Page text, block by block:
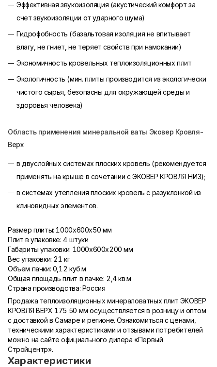
Эффективная звукоизоляция (акустический комфорт за
счет звукоизоляции от ударного шума)
Гидрофобность (базальтовая изоляция не впитывает
влагу, не гниет, не теряет свойств при намокании)
Экономичность кровельных теплоизоляционных плит
Экологичность (мин. плиты производится из экологически
чистого сырья, безопасны для окружающей среды и
здоровья человека)
Область применения минеральной ваты Эковер Кровля-
Верх
в двуслойных системах плоских кровель (рекомендуется
применять на крыше в сочетании с ЭКОВЕР КРОВЛЯ НИЗ);
в системах утепления плоских кровель с разуклонкой из
клиновидных элементов.
Размер плиты: 1000х600х50 мм
Плит в упаковке: 4 штуки
Габариты упаковки: 1000х600х200 мм
Вес упаковки: 21 кг
Объем пачки: 0,12 куб.м
Общая площадь плит в пачке: 2,4 кв.м
Страна производства: Россия
Продажа теплоизоляционных минераловатных плит ЭКОВЕР
КРОВЛЯ ВЕРХ 175 50 мм осуществляется в розницу и оптом
с доставкой в Самаре и регионе. Ознакомиться с ценами,
техническими характеристиками и отзывами потребителей
можно на сайте официального дилера «Первый
Стройцентр».
Характеристики